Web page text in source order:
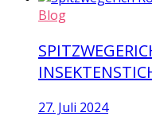
Blog
27. Juli 2024